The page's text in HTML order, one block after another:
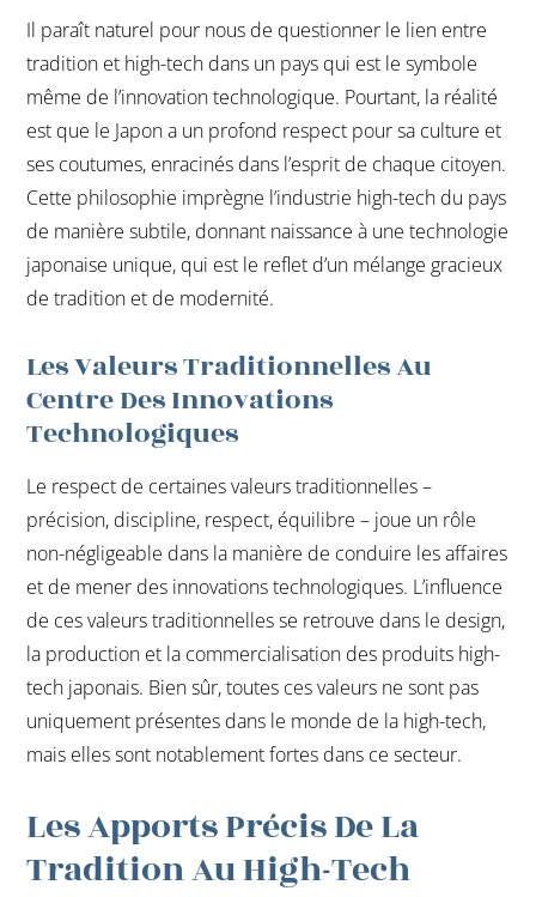
Il paraît naturel pour nous de questionner le lien entre
tradition et high-tech dans un pays qui est le symbole
même de l’innovation technologique. Pourtant, la réalité
est que le Japon a un profond respect pour sa culture et
ses coutumes, enracinés dans l’esprit de chaque citoyen.
Cette philosophie imprègne l’industrie high-tech du pays
de manière subtile, donnant naissance à une technologie
japonaise unique, qui est le reflet d’un mélange gracieux
de tradition et de modernité.
Les Valeurs Traditionnelles Au
Centre Des Innovations
Technologiques
Le respect de certaines valeurs traditionnelles –
précision, discipline, respect, équilibre – joue un rôle
non-négligeable dans la manière de conduire les affaires
et de mener des innovations technologiques. L’influence
de ces valeurs traditionnelles se retrouve dans le design,
la production et la commercialisation des produits high-
tech japonais. Bien sûr, toutes ces valeurs ne sont pas
uniquement présentes dans le monde de la high-tech,
mais elles sont notablement fortes dans ce secteur.
Les Apports Précis De La
Tradition Au High-Tech